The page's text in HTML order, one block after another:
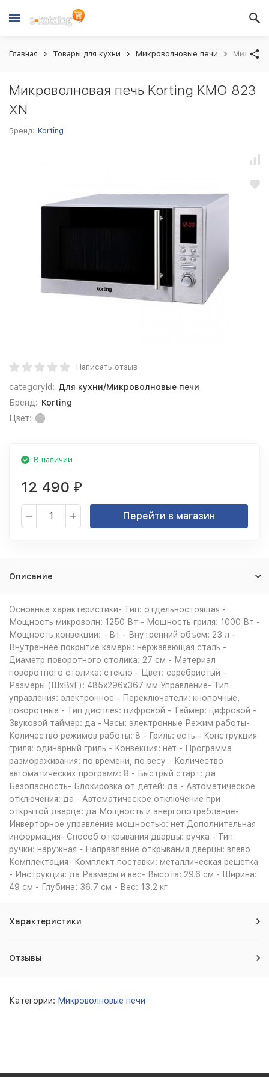
Главная Товары для кухни Микроволновые печи
Микроволновая печь Korting KMO 823
XN
Бренд: Korting
Написать отзыв
categoryId: Для кухни/Микроволновые печи
Бренд: Korting
Цвет:
В наличии
12 490 ₽
Перейти в магазин
Описание
Основные характеристики- Тип: отдельностоящая -
Мощность микроволн: 1250 Вт - Мощность гриля: 1000 Вт -
Мощность конвекции: - Вт - Внутренний объем: 23 л -
Внутреннее покрытие камеры: нержавеющая сталь -
Диаметр поворотного столика: 27 см - Материал
поворотного столика: стекло - Цвет: серебристый -
Размеры (ШxВxГ): 485x296x367 мм Управление- Тип
управления: электронное - Переключатели: кнопочные,
поворотные - Тип дисплея: цифровой - Таймер: цифровой -
Звуковой таймер: да - Часы: электронные Режим работы-
Количество режимов работы: 8 - Гриль: есть - Конструкция
гриля: одинарный гриль - Конвекция: нет - Программа
размораживания: по времени, по весу - Количество
автоматических программ: 8 - Быстрый старт: да
Безопасность- Блокировка от детей: да - Автоматическое
отключения: да - Автоматическое отключение при
открытой дверце: да Мощность и энергопотребление-
Инверторное управление мощностью: нет Дополнительная
информация- Способ открывания дверцы: ручка - Тип
ручки: наружная - Направление открывания дверцы: влево
Комплектация- Комплект поставки: металлическая решетка
- Инструкция: да Размеры и вес- Высота: 29.6 см - Ширина:
49 см - Глубина: 36.7 см - Вес: 13.2 кг
Характеристики
Отзывы
Категории: Микроволновые печи